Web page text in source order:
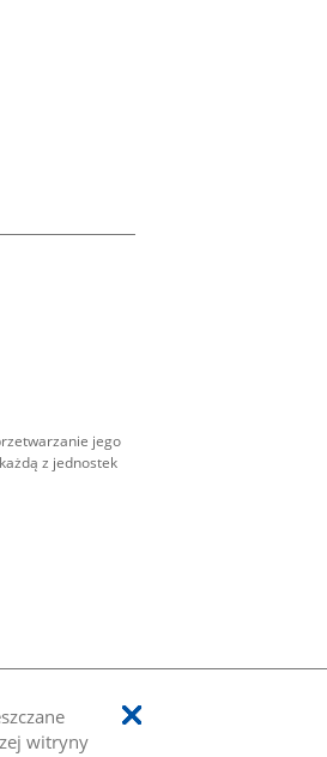
witryny
jego
z jednostek